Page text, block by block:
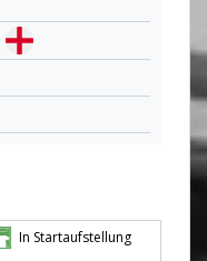
In Startaufstellung